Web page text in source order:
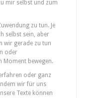
mir selbst und zum
zu tun. Je
selbst sein, aber
wir gerade zu tun
oder
Moment bewegen.
oder ganz
wir für uns
Texte können